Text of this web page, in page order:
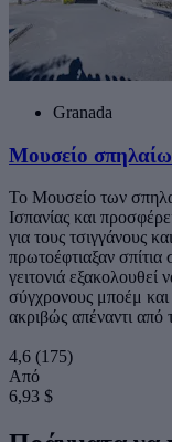
Granada
Μουσείο
Το Μουσείο των
Ισπανίας και
για τους τσιγγάνους
πρωτοέφτιαξαν
γειτονιά εξακολουθεί
σύγχρονους μποέμ
ακριβώς απέναντι
4,6 (175)
Από
6,93 $